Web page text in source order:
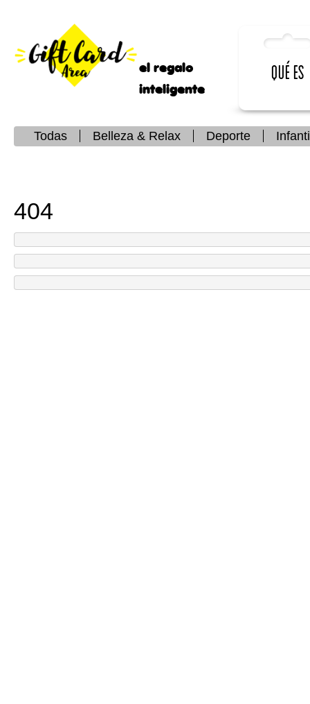
el regalo
inteligente
Qué es
Todas Belleza & Relax Deporte
404